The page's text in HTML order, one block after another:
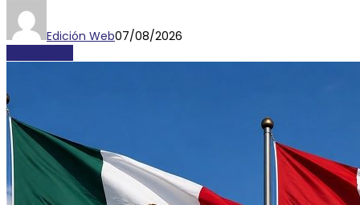
Edición Web07/08/2026